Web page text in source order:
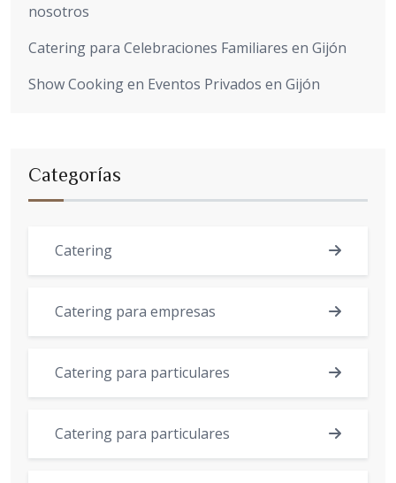
nosotros
Catering para Celebraciones Familiares en Gijón
Show Cooking en Eventos Privados en Gijón
Categorías
Catering
Catering para empresas
Catering para particulares
Catering para particulares